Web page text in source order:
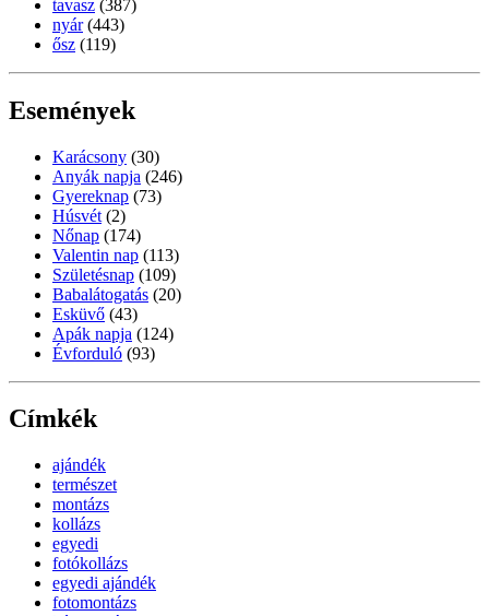
tavasz (387)
nyár (443)
ősz (119)
Események
Karácsony (30)
Anyák napja (246)
Gyereknap (73)
Húsvét (2)
Nőnap (174)
Valentin nap (113)
Születésnap (109)
Babalátogatás (20)
Esküvő (43)
Apák napja (124)
Évforduló (93)
Címkék
ajándék
természet
montázs
kollázs
egyedi
fotókollázs
egyedi ajándék
fotomontázs